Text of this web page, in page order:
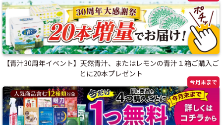
【青汁30周年イベント】天然青汁、またはレモンの青汁１箱ご購入ご
とに20本プレゼント
今月末まで